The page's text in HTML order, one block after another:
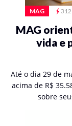
MAG 312
MAG
vida e
Até o dia 29 de
acima de R$
sobre